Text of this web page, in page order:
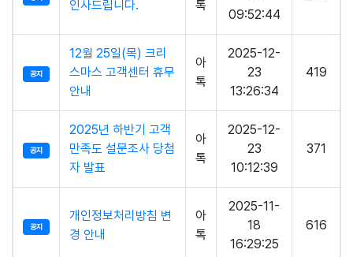
인사드립니다.
톡
09:52:44
공지
12월 25일(목) 크리
스마스 고객센터 휴무
안내
아
톡
2025-12-
23
13:26:34
419
공지
2025년 하반기 고객
만족도 설문조사 당첨
자 발표
아
톡
2025-12-
23
10:12:39
371
공지
개인정보처리방침 변
경 안내
아
톡
2025-11-
18
16:29:25
616